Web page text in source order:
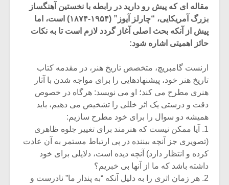
مقاله ای که پیش رو دارید در رابطه با نخستین آهنگساز
بزرگ آمریکایی، “چارلز آیوز” (۱۹۵۴-۱۸۷۴) است، اما
پیش از آنکه بحث اصلی آغاز گردد لازم است تا به نکات
حائز اهمیتی اشاره شود:
ارنست گامبریچ، متخصص تاریخ هنر، در مقدمه کتاب
تاریخ هنر خود، پیشنهادهایی را برای مواجه شدن با آثار
هنری مطرح می کند؛ او می نویسد: هرگاه در خصوص
دقت و درستی یک اثر خللی را تشخیص می دهیم، باید
همیشه دو سوال را برای خود مطرح سازیم:
1. آیا ممکن نیست که هنرمند برای تغییر جلوه ظاهری
(تصویری جز آنچه بیننده در پی ارتباط مستمر به آن عادت
کرده و انتظار دارد) آنچه دیده است، دلایلی برای خود
داشته باشد که ما از آنها بی خبریم؟
2. هر زمان اثری را به دلیل آنکه “به پندار ما” نادرست و